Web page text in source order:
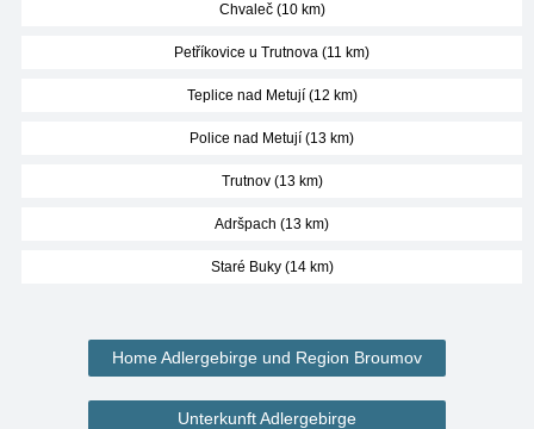
Chvaleč (10 km)
Petříkovice u Trutnova (11 km)
Teplice nad Metují (12 km)
Police nad Metují (13 km)
Trutnov (13 km)
Adršpach (13 km)
Staré Buky (14 km)
Home Adlergebirge und Region Broumov
Unterkunft Adlergebirge